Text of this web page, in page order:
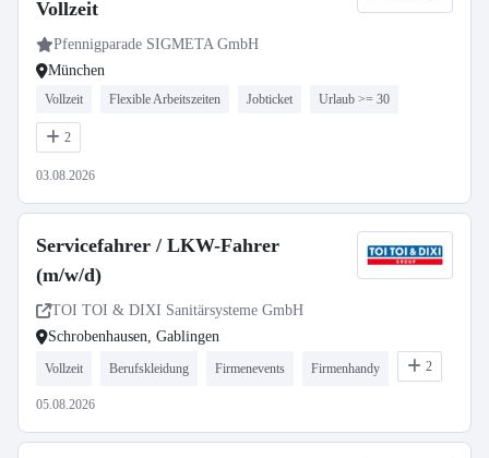
Vollzeit
Pfennigparade SIGMETA GmbH
München
Vollzeit Flexible Arbeitszeiten Jobticket Urlaub >= 30
2
03.08.2026
Servicefahrer / LKW-Fahrer
(m/w/d)
TOI TOI & DIXI Sanitärsysteme GmbH
Schrobenhausen, Gablingen
Vollzeit Berufskleidung Firmenevents Firmenhandy 2
05.08.2026